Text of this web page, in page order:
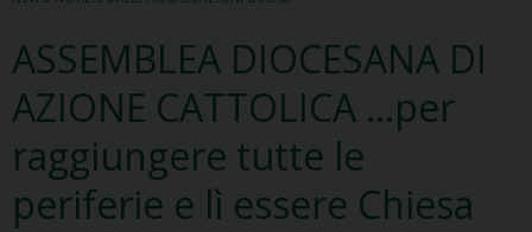
ASSEMBLEA DIOCESANA DI
AZIONE CATTOLICA …per
raggiungere tutte le
periferie e lì essere Chiesa